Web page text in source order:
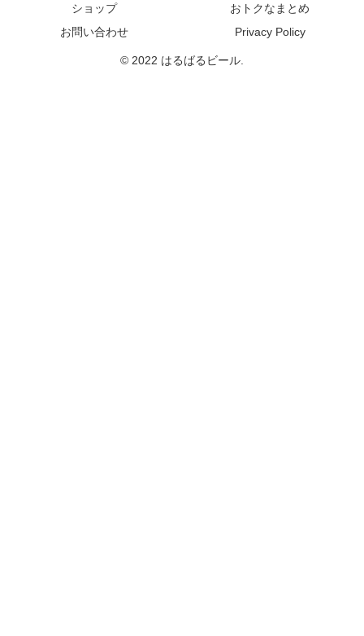
ショップ
おトクなまとめ
お問い合わせ
Privacy Policy
© 2022 はるばるビール.